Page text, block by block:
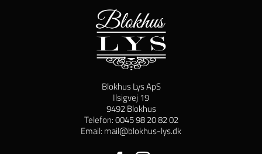
Blokhus Lys ApS
Ilsigvej 19
9492 Blokhus
Telefon: 0045 98 20 82 02
Email: mail@blokhus-lys.dk